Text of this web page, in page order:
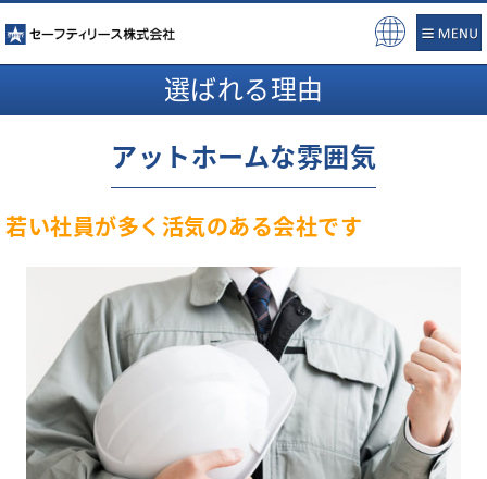
選ばれる理由
アットホームな雰囲気
若い社員が多く活気のある会社です